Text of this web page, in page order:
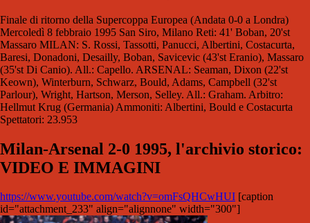
Finale di ritorno della Supercoppa Europea (Andata 0-0 a Londra)
Mercoledì 8 febbraio 1995 San Siro, Milano Reti: 41' Boban, 20'st
Massaro MILAN: S. Rossi, Tassotti, Panucci, Albertini, Costacurta,
Baresi, Donadoni, Desailly, Boban, Savicevic (43'st Eranio), Massaro
(35'st Di Canio). All.: Capello. ARSENAL: Seaman, Dixon (22'st
Keown), Winterburn, Schwarz, Bould, Adams, Campbell (32'st
Parlour), Wright, Hartson, Merson, Selley. All.: Graham. Arbitro:
Hellmut Krug (Germania) Ammoniti: Albertini, Bould e Costacurta
Spettatori: 23.953
Milan-Arsenal 2-0 1995, l'archivio storico:
VIDEO E IMMAGINI
https://www.youtube.com/watch?v=omFsQHCwHUI [caption
id="attachment_233" align="alignnone" width="300"]